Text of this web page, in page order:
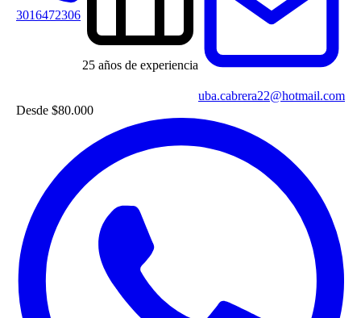
3016472306
25 años de experiencia
uba.cabrera22@hotmail.com
Desde $80.000